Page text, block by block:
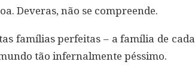
Deveras, não se compreende.
famílias perfeitas – a família de
tão infernalmente péssimo.